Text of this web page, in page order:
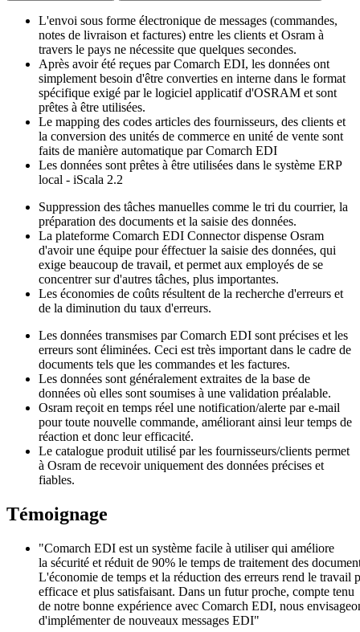
L'envoi sous forme électronique de messages (commandes,
notes de livraison et factures) entre les clients et Osram à
travers le pays ne nécessite que quelques secondes.
Après avoir été reçues par Comarch EDI, les données ont
simplement besoin d'être converties en interne dans le format
spécifique exigé par le logiciel applicatif d'OSRAM et sont
prêtes à être utilisées.
Le mapping des codes articles des fournisseurs, des clients et
la conversion des unités de commerce en unité de vente sont
faits de manière automatique par Comarch EDI
Les données sont prêtes à être utilisées dans le système ERP
local - iScala 2.2
Suppression des tâches manuelles comme le tri du courrier, la
préparation des documents et la saisie des données.
La plateforme Comarch EDI Connector dispense Osram
d'avoir une équipe pour éffectuer la saisie des données, qui
exige beaucoup de travail, et permet aux employés de se
concentrer sur d'autres tâches, plus importantes.
Les économies de coûts résultent de la recherche d'erreurs et
de la diminution du taux d'erreurs.
Les données transmises par Comarch EDI sont précises et les
erreurs sont éliminées. Ceci est très important dans le cadre de
documents tels que les commandes et les factures.
Les données sont généralement extraites de la base de
données où elles sont soumises à une validation préalable.
Osram reçoit en temps réel une notification/alerte par e-mail
pour toute nouvelle commande, améliorant ainsi leur temps de
réaction et donc leur efficacité.
Le catalogue produit utilisé par les fournisseurs/clients permet
à Osram de recevoir uniquement des données précises et
fiables.
Témoignage
"Comarch EDI est un système facile à utiliser qui améliore
la sécurité et réduit de 90% le temps de traitement des
L'économie de temps et la réduction des erreurs rend le travail
efficace et plus satisfaisant. Dans un futur proche, compte tenu
de notre bonne expérience avec Comarch EDI, nous
d'implémenter de nouveaux messages EDI"